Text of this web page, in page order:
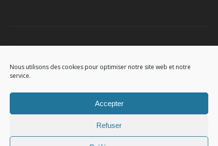
Nous utilisons des cookies pour optimiser notre site web et notre
service.
Accepter
Refuser